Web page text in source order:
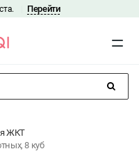
Перейти
ЖКТ
8 куб